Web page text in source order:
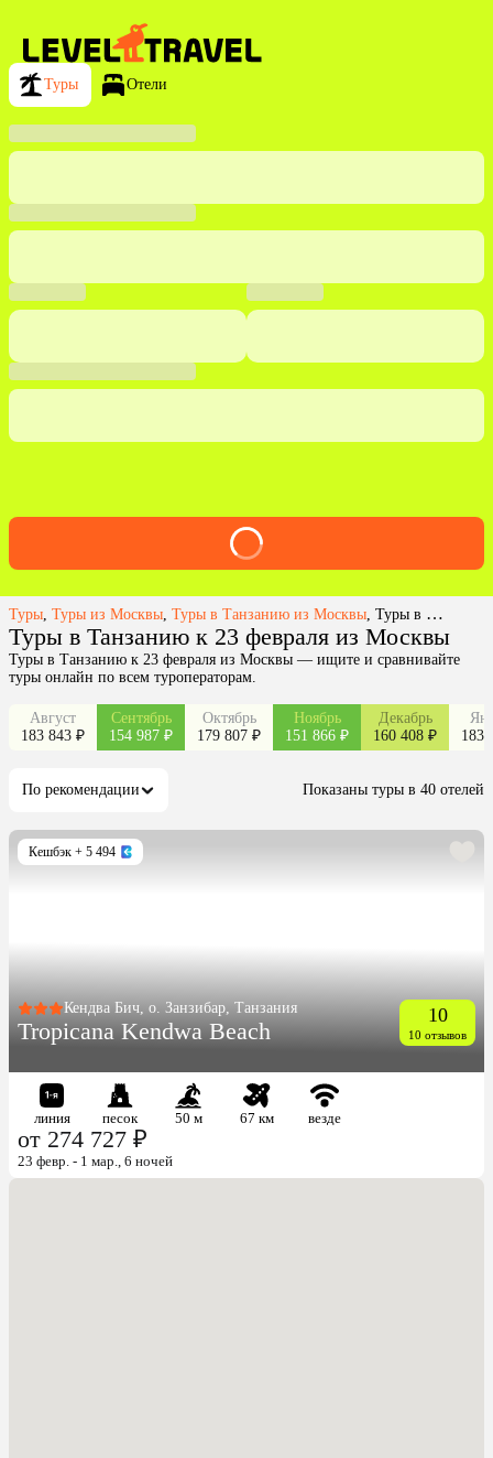
Туры Отели
Туры Туры из Москвы Туры в Танзанию из Москвы Туры в Танзанию к 23 февраля из Москвы
Туры в Танзанию к 23 февраля из Москвы
Туры в Танзанию к 23 февраля из Москвы — ищите и сравнивайте
туры онлайн по всем туроператорам.
Август
183 843 ₽
Сентябрь
154 987 ₽
Октябрь
179 807 ₽
Ноябрь
151 866 ₽
Декабрь
160 408 ₽
183
По рекомендации Показаны туры в 40 отелей
Кешбэк + 5 494
Кендва Бич, о. Занзибар, Танзания
Tropicana Kendwa Beach
10
10 отзывов
линия песок 50 м 67 км везде
от 274 727 ₽
23 февр. - 1 мар., 6 ночей